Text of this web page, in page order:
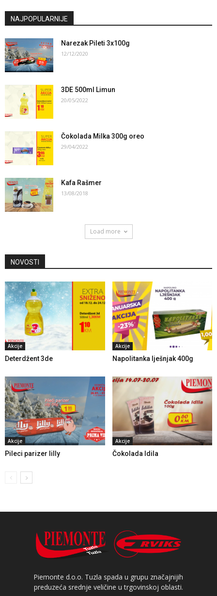
NAJPOPULARNIJE
Narezak Pileti 3x100g
12/12/2020
3DE 500ml Limun
20/05/2022
Čokolada Milka 300g oreo
29/04/2022
Kafa Rašmer
13/08/2018
Load more
NOVOSTI
Akcije
Deterdžent 3de
Akcije
Napolitanka lješnjak 400g
Akcije
Pileci parizer lilly
Akcije
Čokolada Idila
Piemonte d.o.o. Tuzla spada u grupu značajnijih
preduzeća srednje veličine u trgovinskoj oblasti.